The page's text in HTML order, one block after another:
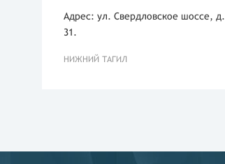
Адрес: ул. Свердловское шоссе, д.
31.
НИЖНИЙ ТАГИЛ